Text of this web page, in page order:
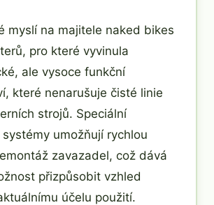
myslí na majitele naked bikes
pro které vyvinula
ale vysoce funkční
které nenarušuje čisté linie
strojů. Speciální
umožňují rychlou
zavazadel, což dává
přizpůsobit vzhled
účelu použití.